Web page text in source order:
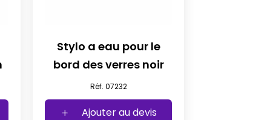
Stylo a eau pour le
bord des verres noir
Réf. 07232
Ajouter au devis